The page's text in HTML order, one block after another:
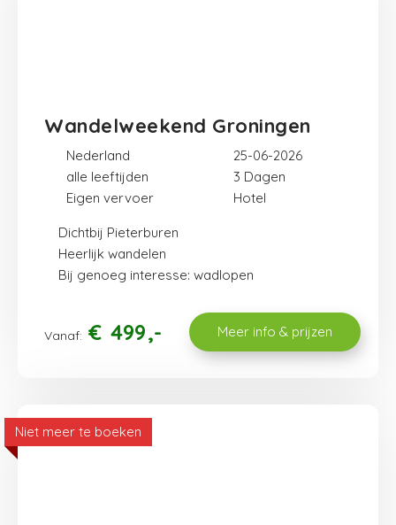
Wandelweekend Groningen
alle leeftijden 3
25-06-2026
Eigen vervoer Hotel
Nederland
Dichtbij Pieterburen
Heerlijk wandelen
Bij genoeg interesse: wadlopen
Vanaf: € 499 Meer info & prijzen
Niet meer te boeken